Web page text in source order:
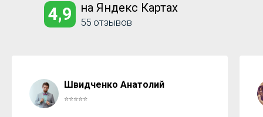
55 отзывов
на Яндекс Картах
4,9
Швидченко Анатолий
⭐⭐⭐⭐⭐